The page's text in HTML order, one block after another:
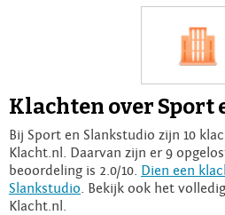
Login
Klachten over Sport
Bij Sport en Slankstudio zijn 10
Klacht.nl. Daarvan zijn er 9
beoordeling is 2.0/10. Dien een
Slankstudio . Bekijk ook het
Klacht.nl.